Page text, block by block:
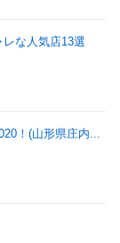
な人気店13選
！(山形県庄内...